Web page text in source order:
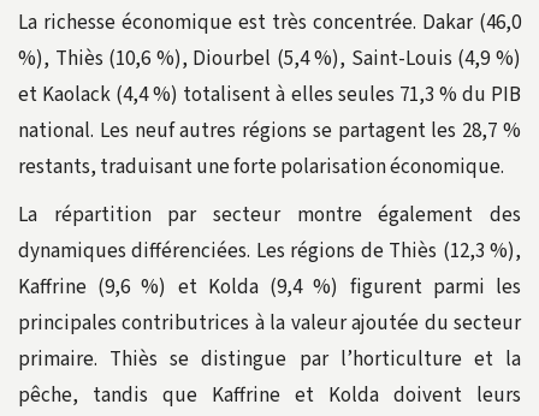
La richesse économique est très concentrée. Dakar (46,0
%), Thiès (10,6 %), Diourbel (5,4 %), Saint-Louis (4,9 %)
et Kaolack (4,4 %) totalisent à elles seules 71,3 % du PIB
national. Les neuf autres régions se partagent les 28,7 %
restants, traduisant une forte polarisation économique.
La répartition par secteur montre également des
dynamiques différenciées. Les régions de Thiès (12,3 %),
Kaffrine (9,6 %) et Kolda (9,4 %) figurent parmi les
principales contributrices à la valeur ajoutée du secteur
primaire. Thiès se distingue par l’horticulture et la
pêche, tandis que Kaffrine et Kolda doivent leurs